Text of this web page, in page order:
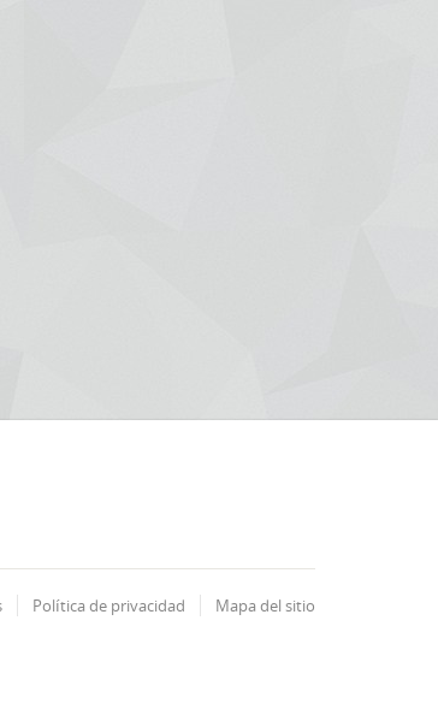
Política de privacidad Mapa del sitio